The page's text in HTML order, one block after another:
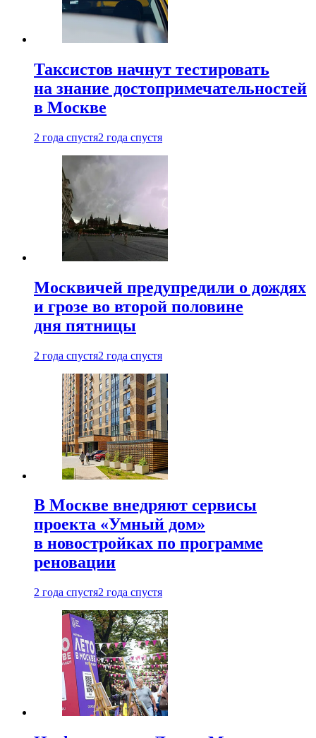
Таксистов начнут тестировать
на знание достопримечательностей
в Москве
2 года спустя2 года спустя
Москвичей предупредили о дождях
и грозе во второй половине
дня пятницы
2 года спустя2 года спустя
В Москве внедряют сервисы
проекта «Умный дом»
в новостройках по программе
реновации
2 года спустя2 года спустя